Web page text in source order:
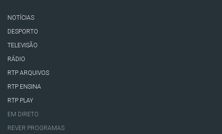
NOTÍCIAS
DESPORTO
TELEVISÃO
RÁDIO
RTP ARQUIVOS
RTP ENSINA
RTP PLAY
EM DIRETO
REVER PROGRAMAS